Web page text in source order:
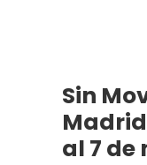
Sin
al 7 de